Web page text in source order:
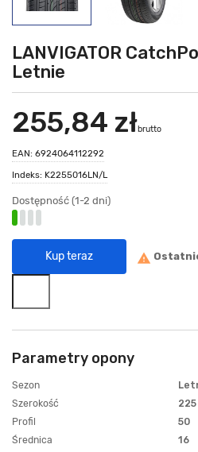
LANVIGATOR
Letnie
EAN: 6924064112292
Indeks: K2255016LN/L
255,84 złbrutto
Dostępność (1-2 dni)
Kup teraz warning
Parametry opony
Sezon
Szerokość
225
Profil
50
Średnica
16